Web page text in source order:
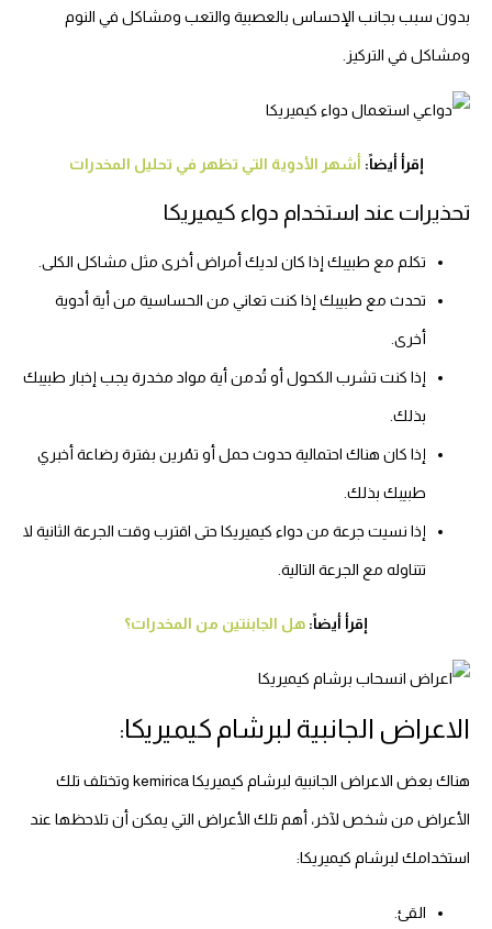
بدون سبب بجانب الإحساس بالعصبية والتعب ومشاكل في النوم
ومشاكل في التركيز.
إقرأ أيضاً: أشهر الأدوية التي تظهر في تحليل المخدرات
تحذيرات عند استخدام دواء كيميريكا
تكلم مع طبيبك إذا كان لديك أمراض أخرى مثل مشاكل الكلى.
تحدث مع طبيبك إذا كنت تعاني من الحساسية من أية أدوية
أخرى.
إذا كنت تشرب الكحول أو تُدمن أية مواد مخدرة يجب إخبار طبيبك
بذلك.
إذا كان هناك احتمالية حدوث حمل أو تمُرين بفترة رضاعة أخبري
طبيبك بذلك.
إذا نسيت جرعة من دواء كيميريكا حتى اقترب وقت الجرعة الثانية لا
تتناوله مع الجرعة التالية.
إقرأ أيضاً: هل الجابنتين من المخدرات؟
الاعراض الجانبية لبرشام كيميريكا:
هناك بعض الاعراض الجانبية لبرشام كيميريكا kemirica وتختلف تلك
الأعراض من شخص لآخر، أهم تلك الأعراض التي يمكن أن تلاحظها عند
استخدامك لبرشام كيميريكا:
القئ.